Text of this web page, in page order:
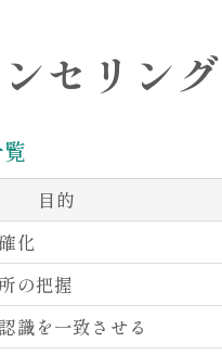
カウンセリングで
夫婦カウンセリン
夫婦関係を整えるカウ
実践的カウンセリ
夫婦関係再構築に
浮気問題解決を目
セリン
目的
化
の把握
識を一致させる